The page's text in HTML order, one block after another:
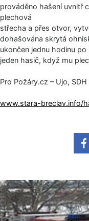
prováděno hašení uvnitř
plechová
střecha a přes otvor,
dohašována skrytá
ukončen jednu hodinu
jeden hasič, když mu
Pro Požáry.cz – Ujo,
www.stara-breclav.info/